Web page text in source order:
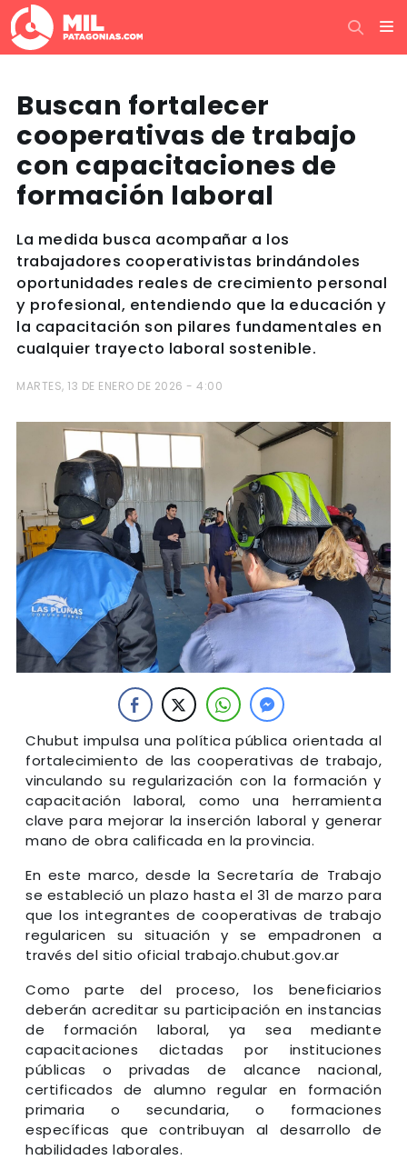
Buscan fortalecer
cooperativas de trabajo
con capacitaciones de
formación laboral
La medida busca acompañar a los
trabajadores cooperativistas brindándoles
oportunidades reales de crecimiento personal
y profesional, entendiendo que la educación y
la capacitación son pilares fundamentales en
cualquier trayecto laboral sostenible.
MARTES, 13 DE ENERO DE 2026 - 4:00
Chubut impulsa una política pública orientada al
fortalecimiento de las cooperativas de trabajo,
vinculando su regularización con la formación y
capacitación laboral, como una herramienta
clave para mejorar la inserción laboral y generar
mano de obra calificada en la provincia.
En este marco, desde la Secretaría de Trabajo
se estableció un plazo hasta el 31 de marzo para
que los integrantes de cooperativas de trabajo
regularicen su situación y se empadronen a
través del sitio oficial trabajo.chubut.gov.ar
Como parte del proceso, los beneficiarios
deberán acreditar su participación en instancias
de formación laboral, ya sea mediante
capacitaciones dictadas por instituciones
públicas o privadas de alcance nacional,
certificados de alumno regular en formación
primaria o secundaria, o formaciones
específicas que contribuyan al desarrollo de
habilidades laborales.